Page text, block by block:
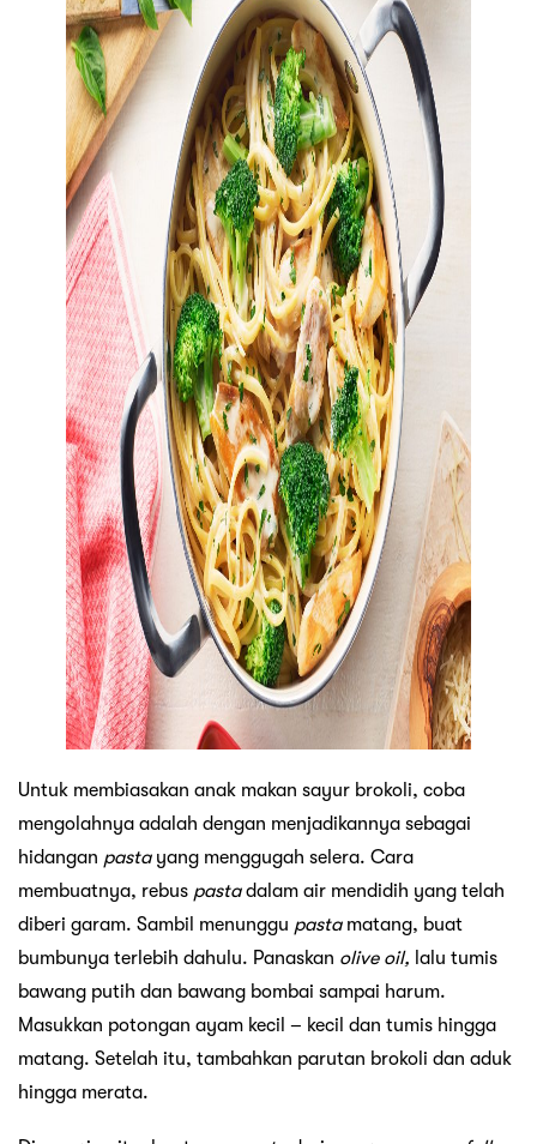
Untuk membiasakan anak makan sayur brokoli, coba
mengolahnya adalah dengan menjadikannya sebagai
hidangan pastayang menggugah selera. Cara
membuatnya, rebus pastadalam air mendidih yang telah
diberi garam. Sambil menunggu pastamatang, buat
bumbunya terlebih dahulu. Panaskan olive oil, lalu tumis
bawang putih dan bawang bombai sampai harum.
Masukkan potongan ayam kecil – kecil dan tumis hingga
matang. Setelah itu, tambahkan parutan brokoli dan aduk
hingga merata.